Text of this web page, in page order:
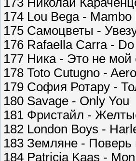
174 Lou Bega - Mambo
175 Самоцветы -
176 Rafaella Carra -
177 Ника - Это не мой
178 Toto Cutugno -
179 София Ротару -
180 Savage - Only You
181 Фристайл -
182 London Boys -
183 Земляне - Поверь
184 Patricia Kaas -